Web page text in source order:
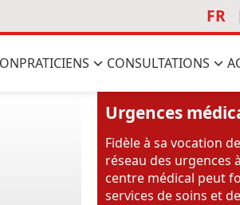
FR
PRATICIENS CONSULTATIONS
Urgences
Fidèle à sa vocation
réseau des urgences
centre médical peut
services de soins et